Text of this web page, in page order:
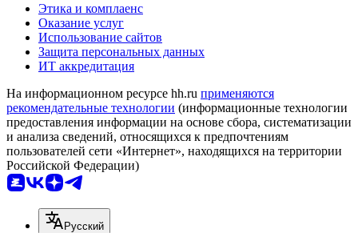
Этика и комплаенс
Оказание услуг
Использование сайтов
Защита персональных данных
ИТ аккредитация
На информационном ресурсе hh.ru применяются
рекомендательные технологии (информационные технологии
предоставления информации на основе сбора, систематизации
и анализа сведений, относящихся к предпочтениям
пользователей сети «Интернет», находящихся на территории
Российской Федерации)
Русский